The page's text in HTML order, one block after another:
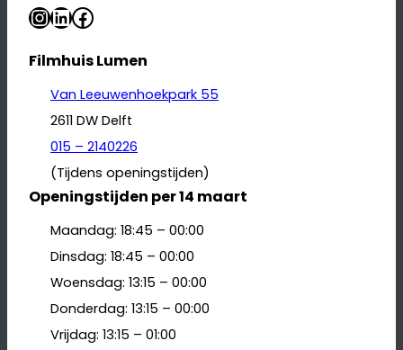
InstagramLinkedIn Facebook
Filmhuis Lumen
Van Leeuwenhoekpark 55
2611 DW Delft
015 – 2140226
(Tijdens openingstijden)
Openingstijden per 14 maart
Maandag: 18:45 – 00:00
Dinsdag: 18:45 – 00:00
Woensdag: 13:15 – 00:00
Donderdag: 13:15 – 00:00
Vrijdag: 13:15 – 01:00